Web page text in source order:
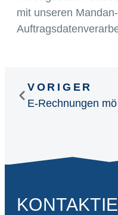
mit unseren
VORIGER